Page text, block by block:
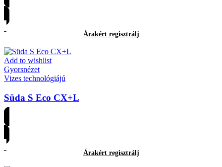
Árakért regisztrálj
Add to wishlist
Gyorsnézet
Vizes technológiájú
Süda S Eco CX+L
Árakért regisztrálj